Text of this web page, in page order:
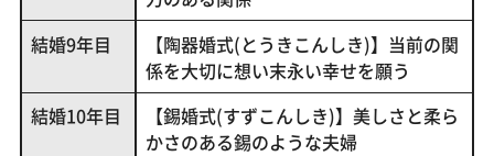
結婚9年目
【陶器婚式(とうきこんしき)】当前の関
係を大切に想い末永い幸せを願う
結婚10年目
【錫婚式(すずこんしき)】美しさと柔ら
かさのある錫のような夫婦